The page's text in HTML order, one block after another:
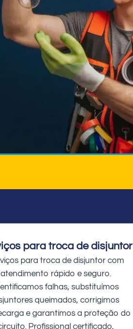
para troca de disjuntor
para troca de disjuntor com
atendimento rápido e seguro.
falhas, substituímos
queimados, corrigimos
e garantimos a proteção do
Profissional certificado,